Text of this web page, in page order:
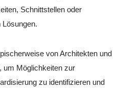
Schnittstellen oder
von Architekten und
um Möglichkeiten zur
zu identifizieren und